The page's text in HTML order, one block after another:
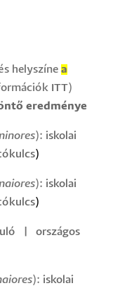
helyszíne a
ITT)
eredménye
): iskolai
)
): iskolai
)
országos
): iskolai